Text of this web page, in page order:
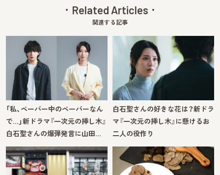
Related Articles
関連する記事
「私、ペーパー中のペーパーなん
で…」新ドラマ『一次元の挿し木』
白石聖さんの爆弾発言に山田…
白石聖さんの好きな花は？新ドラ
マ『一次元の挿し木』に懸けるお
二人の役作り